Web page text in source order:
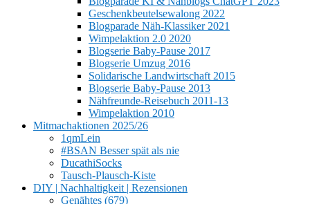
Geschenkbeutelsewalong 2022
Blogparade Näh-Klassiker 2021
Wimpelaktion 2.0 2020
Blogserie Baby-Pause 2017
Blogserie Umzug 2016
Solidarische Landwirtschaft 2015
Blogserie Baby-Pause 2013
Nähfreunde-Reisebuch 2011-13
Wimpelaktion 2010
Mitmachaktionen 2025/26
1qmLein
#BSAN Besser spät als nie
DucathiSocks
Tausch-Plausch-Kiste
DIY | Nachhaltigkeit | Rezensionen
Genähtes (679)